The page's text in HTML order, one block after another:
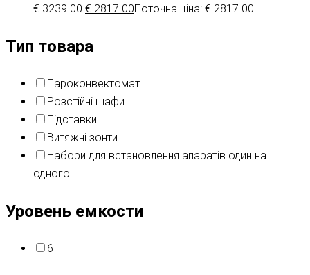
€ 3239.00. € 2817.00Поточна ціна: € 2817.00.
Тип товара
Пароконвектомат
Розстійні шафи
Підставки
Витяжні зонти
Набори для встановлення апаратів один на
одного
Уровень емкости
6